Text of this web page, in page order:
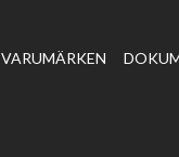
VARUMÄRKEN